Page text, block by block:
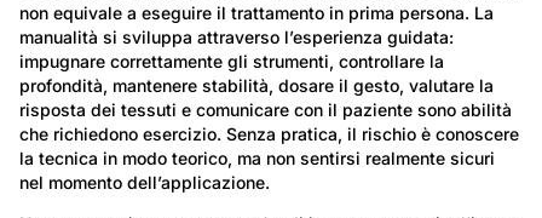
non equivale a eseguire il trattamento in prima persona. La
manualità si sviluppa attraverso l’esperienza guidata:
impugnare correttamente gli strumenti, controllare la
profondità, mantenere stabilità, dosare il gesto, valutare la
risposta dei tessuti e comunicare con il paziente sono abilità
che richiedono esercizio. Senza pratica, il rischio è conoscere
la tecnica in modo teorico, ma non sentirsi realmente sicuri
nel momento dell’applicazione.